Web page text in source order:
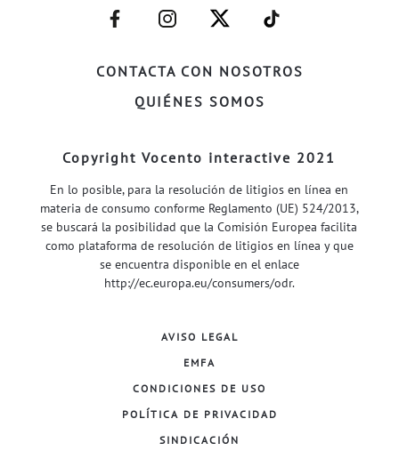
CONTACTA CON NOSOTROS
QUIÉNES SOMOS
–
FACEBOOK–
–
INSTAGRAM–
–
TWITTER–
–
WELIFE–
Copyright Vocento interactive 2021
En lo posible, para la resolución de litigios en línea en
materia de consumo conforme Reglamento (UE) 524/2013,
se buscará la posibilidad que la Comisión Europea facilita
como plataforma de resolución de litigios en línea y que
se encuentra disponible en el enlace
http://ec.europa.eu/consumers/odr.
AVISO LEGAL
EMFA
CONDICIONES DE USO
POLÍTICA DE PRIVACIDAD
SINDICACIÓN